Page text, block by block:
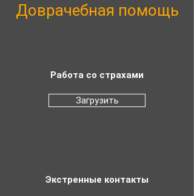
Доврачебная помощь
Работа со страхами
Загрузить
Экстренные контакты